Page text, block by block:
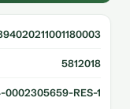
5812018
RES-1